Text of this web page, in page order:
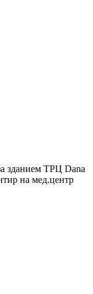
зданием ТРЦ Dana
на мед.центр